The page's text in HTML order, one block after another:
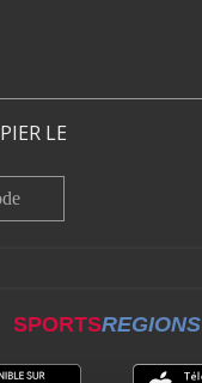
LE
SPORTSREGIONS